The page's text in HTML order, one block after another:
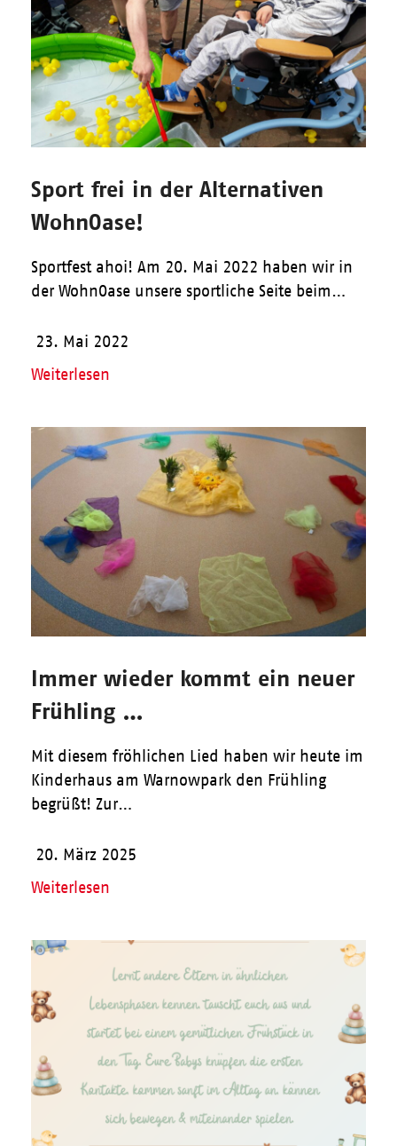
Sport frei in der Alternativen
WohnOase!
Sportfest ahoi! Am 20. Mai 2022 haben wir in
der WohnOase unsere sportliche Seite beim…
23. Mai 2022
Weiterlesen
Immer wieder kommt ein neuer
Frühling …
Mit diesem fröhlichen Lied haben wir heute im
Kinderhaus am Warnowpark den Frühling
begrüßt! Zur…
20. März 2025
Weiterlesen